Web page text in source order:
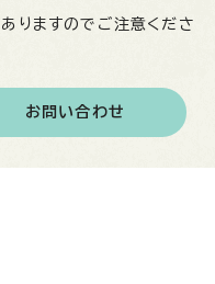
りますのでご注意くださ
お問い合わせ